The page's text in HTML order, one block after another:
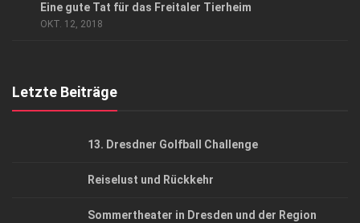
Eine gute Tat für das Freitaler Tierheim
OKT. 12, 2018
Letzte Beiträge
13. Dresdner Golfball Challenge
Reiselust und Rückkehr
Sommertheater in Dresden und der Region